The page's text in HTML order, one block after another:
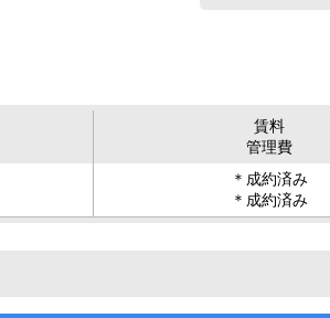
賃料
管理費
＊成約済み
＊成約済み